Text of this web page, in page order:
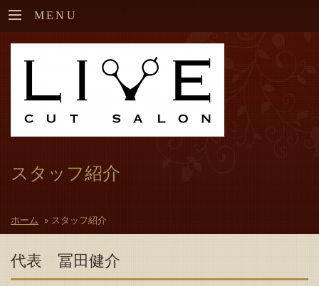
MENU
スタッフ紹介
ホーム » スタッフ紹介
代表 冨田健介